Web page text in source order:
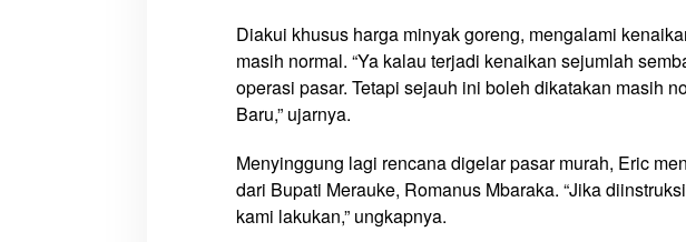
e
A
k
a
n
p
e
r
Diakui khusus harga minyak goreng, mengalami
masih normal. “Ya kalau terjadi kenaikan sejumlah
operasi pasar. Tetapi sejauh ini boleh dikatakan masih
Baru,” ujarnya.
Menyinggung lagi rencana digelar pasar murah, Eric
dari Bupati Merauke, Romanus Mbaraka. “Jika
kami lakukan,” ungkapnya.